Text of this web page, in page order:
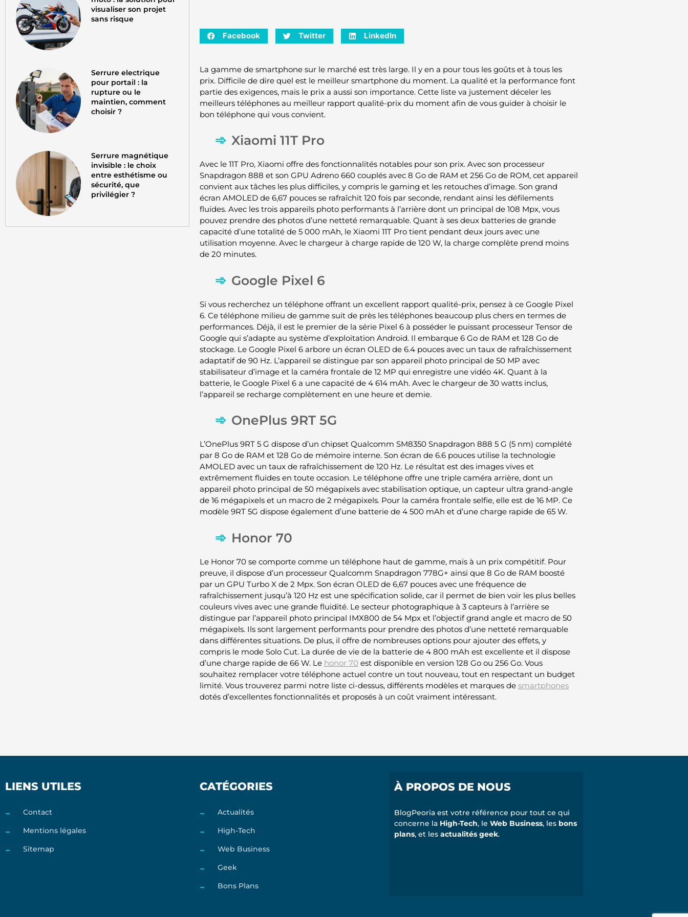
visualiser son projet
sans risque
Serrure electrique
pour portail : la
rupture ou le
maintien, comment
choisir ?
Serrure magnétique
invisible : le choix
entre esthétisme ou
sécurité, que
privilégier ?
Facebook Twitter LinkedIn
La gamme de smartphone sur le marché est très large. Il y en a pour tous les goûts et à tous les
prix. Difficile de dire quel est le meilleur smartphone du moment. La qualité et la performance font
partie des exigences, mais le prix a aussi son importance. Cette liste va justement déceler les
meilleurs téléphones au meilleur rapport qualité-prix du moment afin de vous guider à choisir le
bon téléphone qui vous convient.
Xiaomi 11T Pro
Avec le 11T Pro, Xiaomi offre des fonctionnalités notables pour son prix. Avec son processeur
Snapdragon 888 et son GPU Adreno 660 couplés avec 8 Go de RAM et 256 Go de ROM, cet appareil
convient aux tâches les plus difficiles, y compris le gaming et les retouches d’image. Son grand
écran AMOLED de 6,67 pouces se rafraîchit 120 fois par seconde, rendant ainsi les défilements
fluides. Avec les trois appareils photo performants à l’arrière dont un principal de 108 Mpx, vous
pouvez prendre des photos d’une netteté remarquable. Quant à ses deux batteries de grande
capacité d’une totalité de 5 000 mAh, le Xiaomi 11T Pro tient pendant deux jours avec une
utilisation moyenne. Avec le chargeur à charge rapide de 120 W, la charge complète prend moins
de 20 minutes.
Google Pixel 6
Si vous recherchez un téléphone offrant un excellent rapport qualité-prix, pensez à ce Google Pixel
6. Ce téléphone milieu de gamme suit de près les téléphones beaucoup plus chers en termes de
performances. Déjà, il est le premier de la série Pixel 6 à posséder le puissant processeur Tensor de
Google qui s’adapte au système d’exploitation Android. Il embarque 6 Go de RAM et 128 Go de
stockage. Le Google Pixel 6 arbore un écran OLED de 6.4 pouces avec un taux de rafraîchissement
adaptatif de 90 Hz. L’appareil se distingue par son appareil photo principal de 50 MP avec
stabilisateur d’image et la caméra frontale de 12 MP qui enregistre une vidéo 4K. Quant à la
batterie, le Google Pixel 6 a une capacité de 4 614 mAh. Avec le chargeur de 30 watts inclus,
l’appareil se recharge complètement en une heure et demie.
OnePlus 9RT 5G
L’OnePlus 9RT 5 G dispose d’un chipset Qualcomm SM8350 Snapdragon 888 5 G (5 nm) complété
par 8 Go de RAM et 128 Go de mémoire interne. Son écran de 6.6 pouces utilise la technologie
AMOLED avec un taux de rafraîchissement de 120 Hz. Le résultat est des images vives et
extrêmement fluides en toute occasion. Le téléphone offre une triple caméra arrière, dont un
appareil photo principal de 50 mégapixels avec stabilisation optique, un capteur ultra grand-angle
de 16 mégapixels et un macro de 2 mégapixels. Pour la caméra frontale selfie, elle est de 16 MP. Ce
modèle 9RT 5G dispose également d’une batterie de 4 500 mAh et d’une charge rapide de 65 W.
Honor 70
Le Honor 70 se comporte comme un téléphone haut de gamme, mais à un prix compétitif. Pour
preuve, il dispose d’un processeur Qualcomm Snapdragon 778G+ ainsi que 8 Go de RAM boosté
par un GPU Turbo X de 2 Mpx. Son écran OLED de 6,67 pouces avec une fréquence de
rafraîchissement jusqu’à 120 Hz est une spécification solide, car il permet de bien voir les plus belles
couleurs vives avec une grande fluidité. Le secteur photographique à 3 capteurs à l’arrière se
distingue par l’appareil photo principal IMX800 de 54 Mpx et l’objectif grand angle et macro de 50
mégapixels. Ils sont largement performants pour prendre des photos d’une netteté remarquable
dans différentes situations. De plus, il offre de nombreuses options pour ajouter des effets, y
compris le mode Solo Cut. La durée de vie de la batterie de 4 800 mAh est excellente et il dispose
d’une charge rapide de 66 W. Le honor 70 est disponible en version 128 Go ou 256 Go. Vous
souhaitez remplacer votre téléphone actuel contre un tout nouveau, tout en respectant un budget
limité. Vous trouverez parmi notre liste ci-dessus, différents modèles et marques de smartphones
dotés d’excellentes fonctionnalités et proposés à un coût vraiment intéressant.
LIENS UTILES
Contact
Mentions légales
Sitemap
CATÉGORIES
Actualités
High-Tech
Web Business
Geek
Bons Plans
À PROPOS DE NOUS
BlogPeoria est votre référence pour tout ce qui
concerne la High-Tech, le Web Business, les bons
plans, et les actualités geek.